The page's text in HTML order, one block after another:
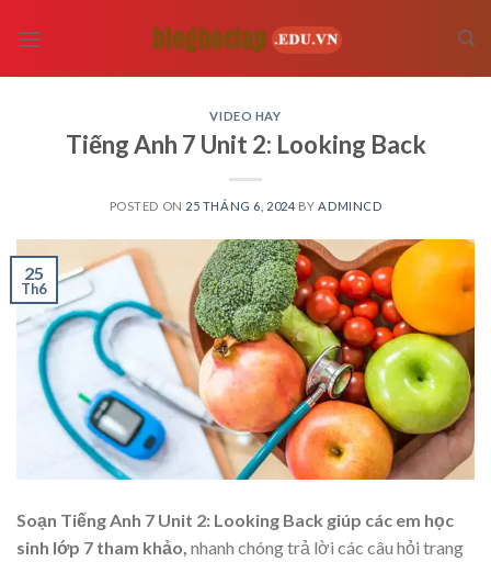
VIDEO HAY
Tiếng Anh 7 Unit 2: Looking Back
POSTED ON 25 THÁNG 6, 2024 BY ADMINCD
25
Th6
Soạn Tiếng Anh 7 Unit 2: Looking Back giúp các em học
sinh lớp 7 tham khảo, nhanh chóng trả lời các câu hỏi trang